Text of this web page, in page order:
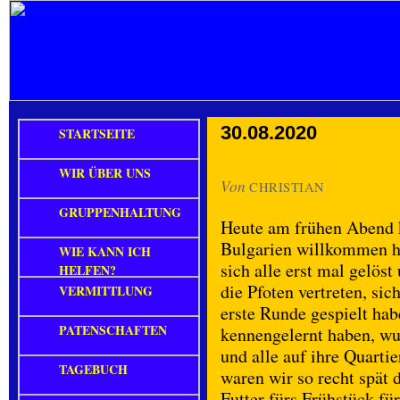
30.08.2020
Von CHRISTIAN
Heute am frühen
Bulgarien willkommen
sich alle erst mal gelöst
die Pfoten vertreten,
erste Runde gespielt
kennengelernt haben,
und alle auf ihre
waren wir so recht spät
STARTSEITE
WIR ÜBER UNS
GRUPPENHALTUNG
WIE KANN ICH
HELFEN?
VERMITTLUNG
PATENSCHAFTEN
TAGEBUCH